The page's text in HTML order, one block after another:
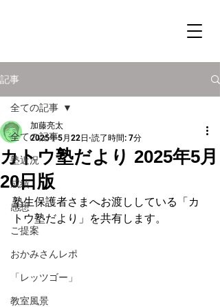
記事
全ての記事
塾近況
成績
感想
ご提案
おかみさんレポ
「レッツゴー」
教室風景
全ての記事
カトウ塾だより 2025年5月
20日版
加藤亮太
2025年5月22日 読了時間: 7分
塾生保護者さまへお渡ししている「カ
トウ塾だより」を共有します。